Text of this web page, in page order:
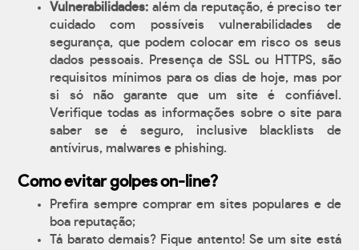
Vulnerabilidades: além da reputação, é preciso ter
cuidado com possíveis vulnerabilidades de
segurança, que podem colocar em risco os seus
dados pessoais. Presença de SSL ou HTTPS, são
requisitos mínimos para os dias de hoje, mas por
si só não garante que um site é confiável.
Verifique todas as informações sobre o site para
saber se é seguro, inclusive blacklists de
antívirus, malwares e phishing.
Como evitar golpes on-line?
Prefira sempre comprar em sites populares e de
boa reputação;
Tá barato demais? Fique antento! Se um site está